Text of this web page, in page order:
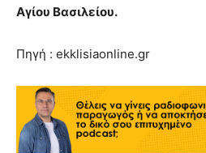
Αγίου Βασιλείου.
Πηγή : ekklisiaonline.gr